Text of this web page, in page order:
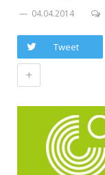
04.04.2014
Tweet
+